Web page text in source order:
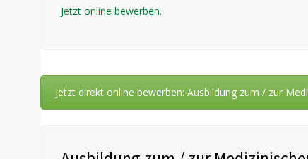
Jetzt online bewerben.
Jetzt direkt online bewerben: Ausbildung zum / zur